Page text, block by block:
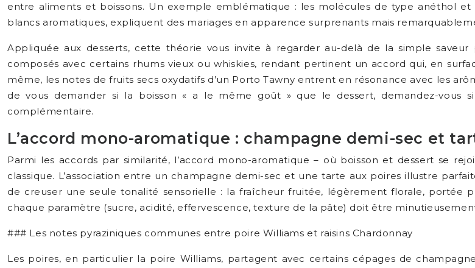
entre aliments et boissons. Un exemple emblématique : les molécules de type anéthol et
blancs aromatiques, expliquent des mariages en apparence surprenants mais
Appliquée aux desserts, cette théorie vous invite à regarder au-delà de la simple
composés avec certains rhums vieux ou whiskies, rendant pertinent un accord qui, en
même, les notes de fruits secs oxydatifs d’un Porto Tawny entrent en résonance avec les
de vous demander si la boisson « a le même goût » que le dessert, demandez-vous
complémentaire.
L’accord mono-aromatique : champagne demi-sec et
Parmi les accords par similarité, l’accord mono-aromatique – où boisson et dessert se
classique. L’association entre un champagne demi-sec et une tarte aux poires illustre
de creuser une seule tonalité sensorielle : la fraîcheur fruitée, légèrement florale, portée
chaque paramètre (sucre, acidité, effervescence, texture de la pâte) doit être
### Les notes pyraziniques communes entre poire Williams et raisins Chardonnay
Les poires, en particulier la poire Williams, partagent avec certains cépages de